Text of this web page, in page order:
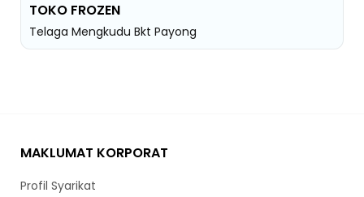
TOKO FROZEN
Telaga Mengkudu Bkt Payong
MAKLUMAT KORPORAT
Profil Syarikat